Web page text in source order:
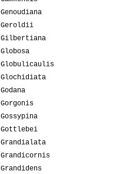
Genoudiana
Geroldii
Gilbertiana
Globosa
Globulicaulis
Glochidiata
Godana
Gorgonis
Gossypina
Gottlebei
Grandialata
Grandicornis
Grandidens